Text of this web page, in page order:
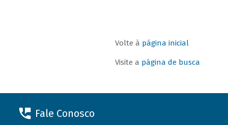
Volte à página inicial
Visite a página de busca
Fale Conosco